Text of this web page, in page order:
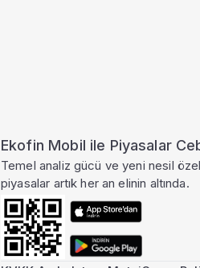
Ekofin Mobil ile Piyasalar
Temel analiz gücü ve yeni nesil
piyasalar artık her an elinin altında.